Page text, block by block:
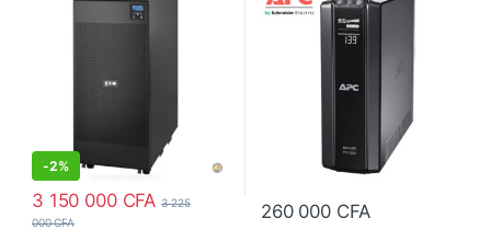
-2%
3 150 000 CFA 3 225
000CFA
260 000 CFA